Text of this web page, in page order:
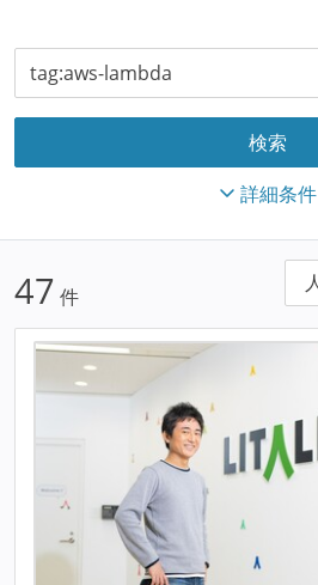
詳細条件
47 件